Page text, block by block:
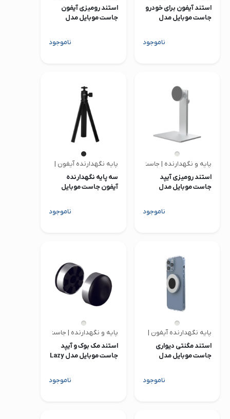
استند آیفون برای خودرو
جاست موبایل مدل
ناموجود
استند رومیزی آیفون
جاست موبایل مدل
ناموجود
پایه و نگهدارنده | جاست موبایل
استند رومیزی آیپد
جاست موبایل مدل
ناموجود
پایه نگهدارنده آیفون | جاست موبایل
سه پایه نگهدارنده
آیفون جاست موبایل
ناموجود
پایه نگهدارنده آیفون | جاست موبایل
استند مگنتی دیواری
جاست موبایل مدل
ناموجود
پایه و نگهدارنده | جاست موبایل
استند مک بوک و آیپد
جاست موبایل مدل Lazy
ناموجود